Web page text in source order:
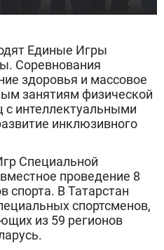
Единые Игры
Соревнования
здоровья и массовое
занятиям физической
с интеллектуальными
инклюзивного
Специальной
проведение 8
спорта. В Татарстан
спортсменов,
из 59 регионов